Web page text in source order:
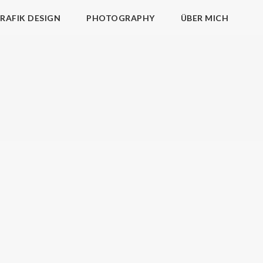
DESIGN PHOTOGRAPHY ÜBER MICH